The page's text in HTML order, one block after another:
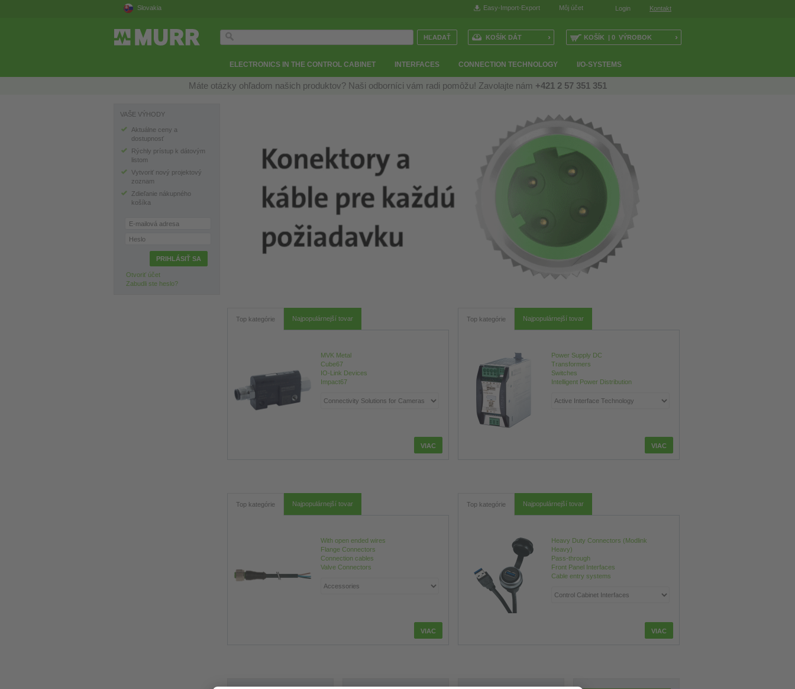
Slovakia Login Kontakt
Môj účet
Easy-Import-Export
ELECTRONICS IN THE CONTROL CABINET INTERFACES CONNECTION TECHNOLOGY I/O-SYSTEMS
KOŠÍK | 0 VÝROBOK ›
KOŠÍK DÁT ›
Máte otázky ohľadom našich produktov? Naši odborníci vám radi pomôžu! Zavolajte nám +421 2 57 351 351
VAŠE VÝHODY
Aktuálne ceny a
dostupnosť
Rýchly prístup k dátovým
listom
Vytvoriť nový projektový
zoznam
Zdieľanie nákupného
košíka
E-mailová adresa
Heslo
PRIHLÁSIŤ SA
Otvoriť účet
Zabudli ste heslo?
Top kategórie Najpopulárnejší tovar
Power Supply DC
Transformers
Switches
Intelligent Power Distribution
Top kategórie Najpopulárnejší tovar
MVK Metal
Cube67
IO-Link Devices
Impact67
Top kategórie Najpopulárnejší tovar
Heavy Duty Connectors (Modlink
Heavy)
Pass-through
Front Panel Interfaces
Cable entry systems
Top kategórie Najpopulárnejší tovar
With open ended wires
Flange Connectors
Connection cables
Valve Connectors